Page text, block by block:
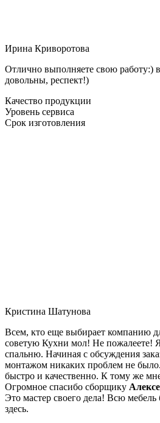
Ирина Криворотова
Отлично выполняете свою работу:)
довольны, респект!)
Качество продукции
Уровень сервиса
Срок изготовления
Кристина Шатунова
Всем, кто еще выбирает компанию
советую Кухни мол! Не пожалеете!
спальню. Начиная с обсуждения
монтажом никаких проблем не
быстро и качественно. К тому же
Огромное спасибо сборщику
Это мастер своего дела! Всю мебель
здесь.